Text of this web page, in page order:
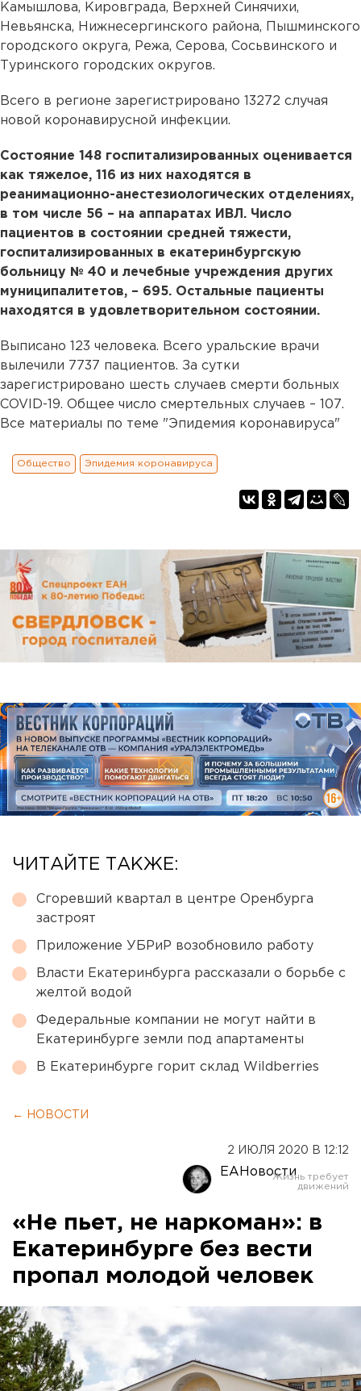
Камышлова, Кировграда, Верхней Синячихи,
Невьянска, Нижнесергинского района, Пышминского
городского округа, Режа, Серова, Сосьвинского и
Туринского городских округов.
Всего в регионе зарегистрировано 13272 случая
новой коронавирусной инфекции.
Состояние 148 госпитализированных оценивается
как тяжелое, 116 из них находятся в
реанимационно-анестезиологических отделениях,
в том числе 56 – на аппаратах ИВЛ. Число
пациентов в состоянии средней тяжести,
госпитализированных в екатеринбургскую
больницу № 40 и лечебные учреждения других
муниципалитетов, – 695. Остальные пациенты
находятся в удовлетворительном состоянии.
Выписано 123 человека. Всего уральские врачи
вылечили 7737 пациентов. За сутки
зарегистрировано шесть случаев смерти больных
COVID-19. Общее число смертельных случаев – 107.
Все материалы по теме "Эпидемия коронавируса"
Общество Эпидемия коронавируса
ЧИТАЙТЕ ТАКЖЕ:
Сгоревший квартал в центре Оренбурга
застроят
Приложение УБРиР возобновило работу
Власти Екатеринбурга рассказали о борьбе с
желтой водой
Федеральные компании не могут найти в
Екатеринбурге земли под апартаменты
В Екатеринбурге горит склад Wildberries
← НОВОСТИ
2 ИЮЛЯ 2020 В 12:12
ЕАНовости
«Не пьет, не наркоман»: в
Екатеринбурге без вести
пропал молодой человек